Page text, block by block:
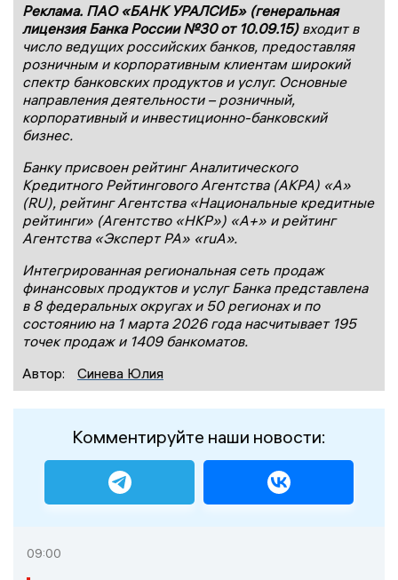
Реклама. ПАО «БАНК УРАЛСИБ» (генеральная
лицензия Банка России №30 от 10.09.15)входит в
число ведущих российских банков, предоставляя
розничным и корпоративным клиентам широкий
спектр банковских продуктов и услуг. Основные
направления деятельности – розничный,
корпоративный и инвестиционно-банковский
бизнес.
Банку присвоен рейтинг Аналитического
Кредитного Рейтингового Агентства (АКРА) «А»
(RU), рейтинг Агентства «Национальные кредитные
рейтинги» (Агентство «НКР») «А+» и рейтинг
Агентства «Эксперт РА» «ruА».
Интегрированная региональная сеть продаж
финансовых продуктов и услуг Банка представлена
в 8 федеральных округах и 50 регионах и по
состоянию на 1 марта 2026 года насчитывает 195
точек продаж и 1409 банкоматов.
Автор:
Синева Юлия
Комментируйте наши новости:
09:00